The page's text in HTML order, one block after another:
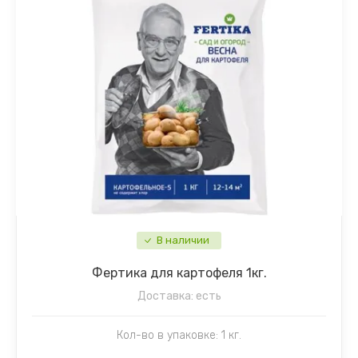
В наличии
Фертика для картофеля 1кг.
Доставка: есть
Кол-во в упаковке: 1 кг.